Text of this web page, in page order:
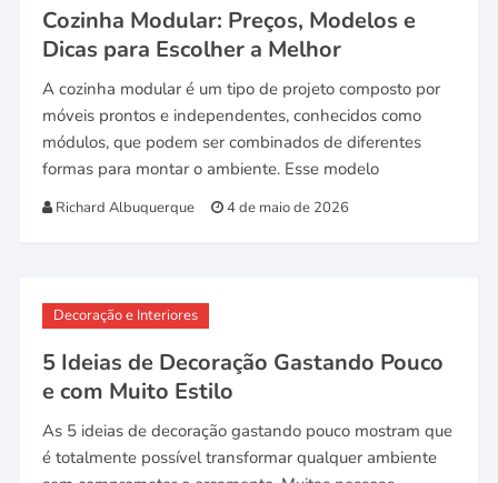
Cozinha Modular: Preços, Modelos e
Dicas para Escolher a Melhor
A cozinha modular é um tipo de projeto composto por
móveis prontos e independentes, conhecidos como
módulos, que podem ser combinados de diferentes
formas para montar o ambiente. Esse modelo
Richard Albuquerque 4 de maio de 2026
Decoração e Interiores
5 Ideias de Decoração Gastando Pouco
e com Muito Estilo
As 5 ideias de decoração gastando pouco mostram que
é totalmente possível transformar qualquer ambiente